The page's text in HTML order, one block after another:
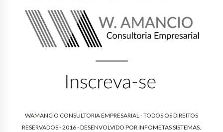
WAMANCIO CONSULTORIA EMPRESARIAL - TODOS OS DIREITOS
RESERVADOS - 2016 - DESENVOLVIDO PORINFOMETAS SISTEMAS.